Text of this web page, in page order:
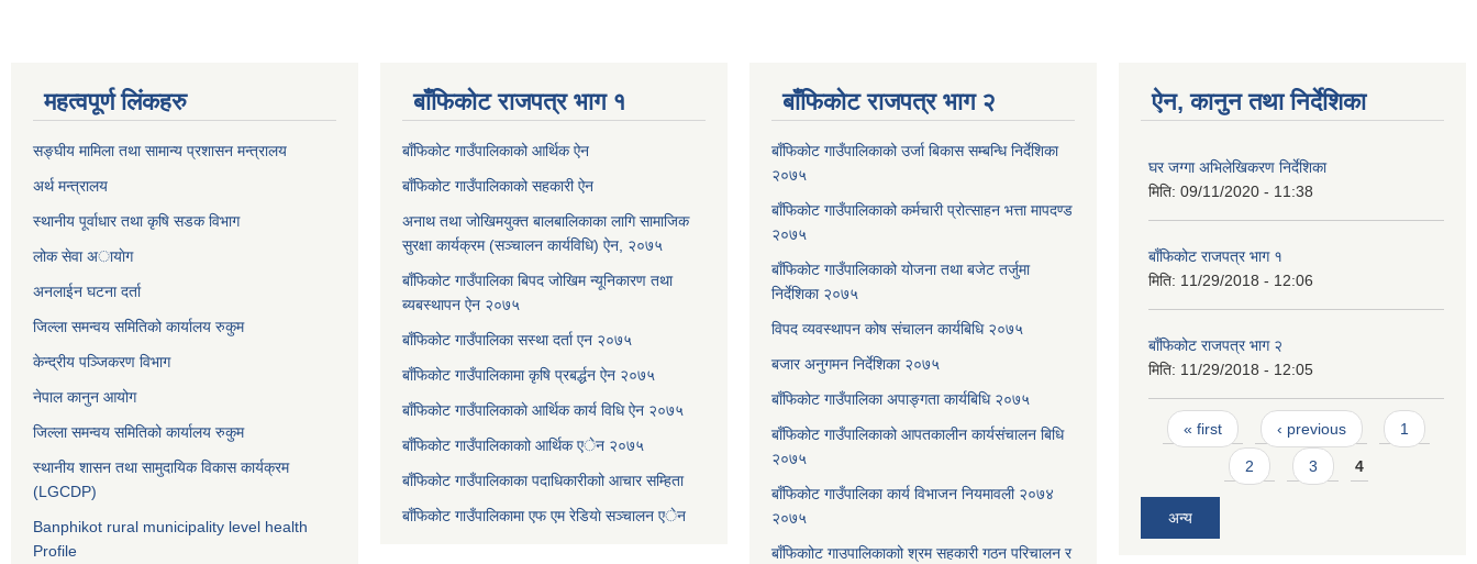
महत्वपूर्ण लिंकहरु
सङ्घीय मामिला तथा सामान्य प्रशासन मन्त्रालय
अर्थ मन्त्रालय
स्थानीय पूर्वाधार तथा कृषि सडक विभाग
लोक सेवा अायाेग
अनलाईन घटना दर्ता
जिल्ला समन्वय समितिको कार्यालय रुकुम
केन्द्रीय पञ्जिकरण विभाग
नेपाल कानुन आयोग
जिल्ला समन्वय समितिको कार्यालय रुकुम
स्थानीय शासन तथा सामुदायिक विकास कार्यक्रम
(LGCDP)
Banphikot rural municipality level health
Profile
बाँफिकोट राजपत्र भाग १
बाँफिकोट गाउँपालिकाको आर्थिक ऐन
बाँफिकोट गाउँपालिकाको सहकारी ऐन
अनाथ तथा जोखिमयुक्त बालबालिकाका लागि सामाजिक
सुरक्षा कार्यक्रम (सञ्चालन कार्यविधि) ऐन, २०७५
बाँफिकोट गाउँपालिका बिपद जोखिम न्यूनिकारण तथा
ब्यबस्थापन ऐन २०७५
बाँफिकोट गाउँपालिका सस्था दर्ता एन २०७५
बाँफिकोट गाउँपालिकामा कृषि प्रबर्द्धन ऐन २०७५
बाँफिकोट गाउँपालिकाकाे आर्थिक कार्य विधि ऐन २०७५
बाँफिकोट गाउँपालिकाकाो आर्थिक एेन २०७५
बाँफिकोट गाउँपालिकाका पदाधिकारीकाो आचार सम्हिता
बाँफिकोट गाउँपालिकामा एफ एम रेडियाे सञ्चालन एेन
बाँफिकोट राजपत्र भाग २
बाँफिकोट गाउँपालिकाको उर्जा बिकास सम्बन्धि निर्देशिका
२०७५
बाँफिकोट गाउँपालिकाको कर्मचारी प्रोत्साहन भत्ता मापदण्ड
२०७५
बाँफिकोट गाउँपालिकाको योजना तथा बजेट तर्जुमा
निर्देशिका २०७५
विपद व्यवस्थापन कोष संचालन कार्यबिधि २०७५
बजार अनुगमन निर्देशिका २०७५
बाँफिकोट गाउँपालिका अपाङ्गता कार्यबिधि २०७५
बाँफिकोट गाउँपालिकाको आपतकालीन कार्यसंचालन बिधि
२०७५
बाँफिकोट गाउँपालिका कार्य विभाजन नियमावली २०७४
२०७५
बाँफिकाोट गाउपालिकाकाो श्रम सहकारी गठन परिचालन र
ऐन, कानुन तथा निर्देशिका
घर जग्गा अभिलेखिकरण निर्देशिका
मिति: 09/11/2020 - 11:38
बाँफिकोट राजपत्र भाग १
मिति: 11/29/2018 - 12:06
बाँफिकोट राजपत्र भाग २
मिति: 11/29/2018 - 12:05
Pages
« first ‹ previous 1
2 3 4
अन्य